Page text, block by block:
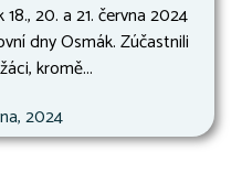
20. a 21. června 2024
dny Osmák. Zúčastnili
kromě...
2024